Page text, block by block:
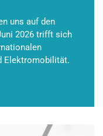
uns auf den
2026 trifft sich
Elektromobilität.